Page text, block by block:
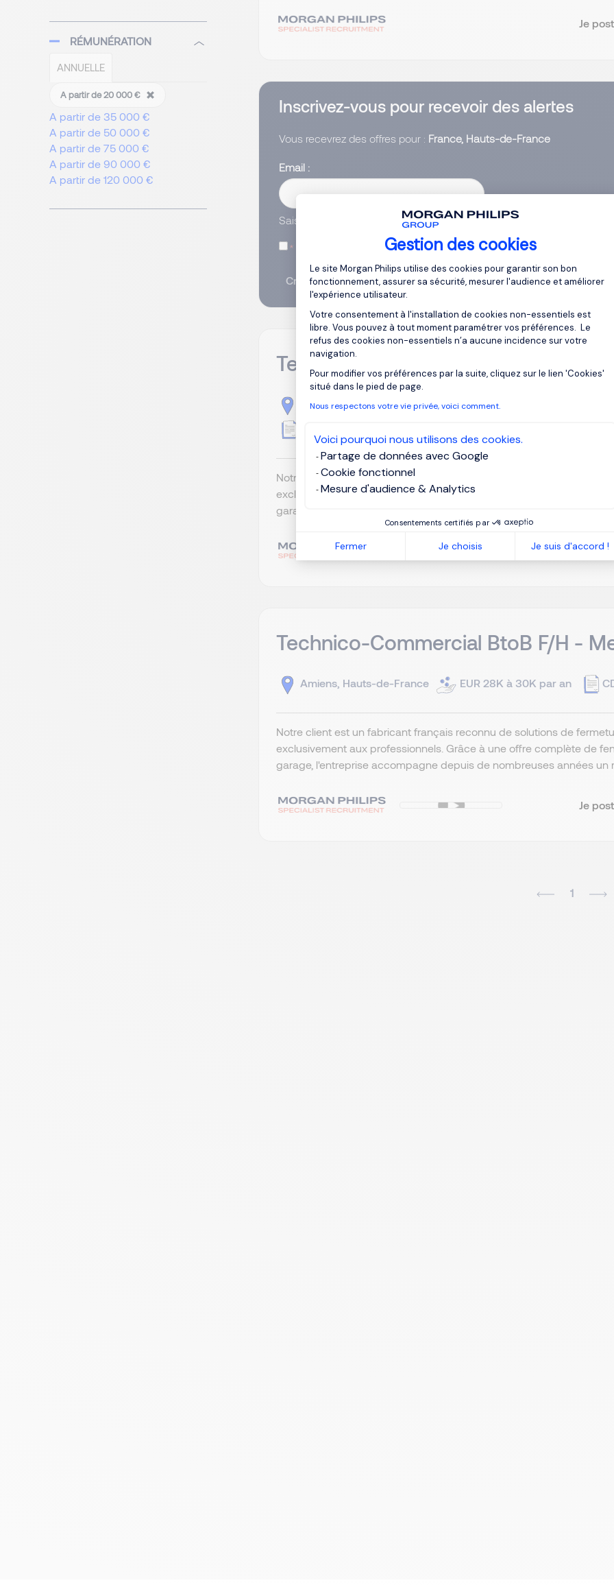
Gestion des cookies
Plateforme de Gestion du
Le site Morgan Philips utilise des cookies pour garantir son bon
fonctionnement, assurer sa sécurité, mesurer l'audience et améliorer
l'expérience utilisateur.
Votre consentement à l'installation de cookies non-essentiels est
libre. Vous pouvez à tout moment paramétrer vos préférences. Le
refus des cookies non-essentiels n’a aucune incidence sur votre
navigation.
Pour modifier vos préférences par la suite, cliquez sur le lien 'Cookies'
situé dans le pied de page.
Nous respectons votre vie privée, voici comment.
Voici pourquoi nous utilisons des cookies.
Partage de données avec Google
Cookie fonctionnel
Mesure d'audience & Analytics
Consentements certifiés par
Fermer Je choisis Je suis d'accord !
Axeptio consent
RÉMUNÉRATION
ANNUELLE
A partir de 20 000 €
A partir de 35 000 €
A partir de 50 000 €
A partir de 75 000 €
A partir de 90 000 €
A partir de 120 000 €
Je
Inscrivez-vous pour recevoir des alertes
Vous recevrez des offres pour : France, Hauts-de-France
Email
Saisissez votre adresse email
J’ai lu et j’accepte laPolitique Informatique et Libertés
Créer vos alertes
Technico-Commercial BtoB F/H -
Saint-Quentin, Hauts-de-France
EUR 28K à 30K par an
Notre client est un fabricant français reconnu de solutions de
exclusivement aux professionnels. Grâce à une offre complète de
garage, l'entreprise accompagne depuis de nombreuses années un
Je
Technico-Commercial BtoB F/H -
Amiens, Hauts-de-France EUR 28K à 30K par an
Notre client est un fabricant français reconnu de solutions de
exclusivement aux professionnels. Grâce à une offre complète de
garage, l'entreprise accompagne depuis de nombreuses années un
Je
1